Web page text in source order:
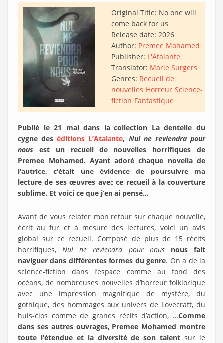
Original Title: No one will
come back for us
Release date: 2026
Author: Premee Mohamed
Publisher: L'Atalante
Translator: Marie Surgers
Genres: Recueil de
nouvelles Horreur Science-
fiction Fantastique
Publié le 21 mai dans la collection La dentelle du
cygne deséditions L’Atalante, Nul ne reviendra pour
nous est un recueil de nouvelles horrifiques de
Premee Mohamed. Ayant adoré chaque novella de
l’autrice, c’était une évidence de poursuivre ma
lecture de ses œuvres avec ce recueil à la couverture
sublime. Et voici ce que j’en ai pensé…
Avant de vous relater mon retour sur chaque nouvelle,
écrit au fur et à mesure des lectures, voici un avis
global sur ce recueil. Composé de plus de 15 récits
horrifiques,Nul ne reviendra pour nous
nous fait
naviguer dans différentes formes du genre. On a de la
science-fiction dans l’espace comme au fond des
océans, de nombreuses nouvelles d’horreur folklorique
avec une impression magnifique de mystère, du
gothique, des hommages aux univers de Lovecraft, du
huis-clos comme de grands récits d’action, …Comme
dans ses autres ouvrages, Premee Mohamed montre
toute l’étendue et la diversité de son talent sur le